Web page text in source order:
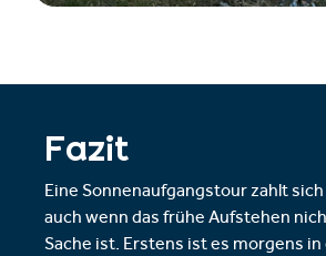
Fazit
Eine Sonnenaufgangstour zahlt
auch wenn das frühe Aufstehen
Sache ist. Erstens ist es morgens in